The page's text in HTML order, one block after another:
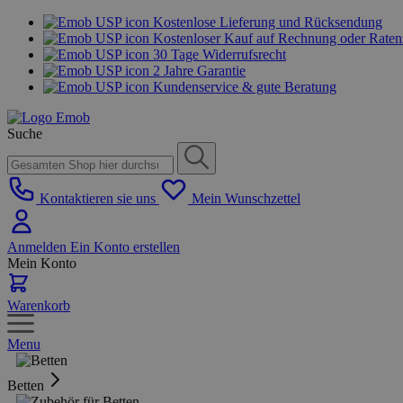
Kostenlose Lieferung und Rücksendung
Kostenloser Kauf auf Rechnung oder
30 Tage Widerrufsrecht
2 Jahre Garantie
Kundenservice & gute Beratung
Suche
Kontaktieren sie uns Mein Wunschzettel
Anmelden Ein Konto erstellen
Mein Konto
Warenkorb
Menu
Betten